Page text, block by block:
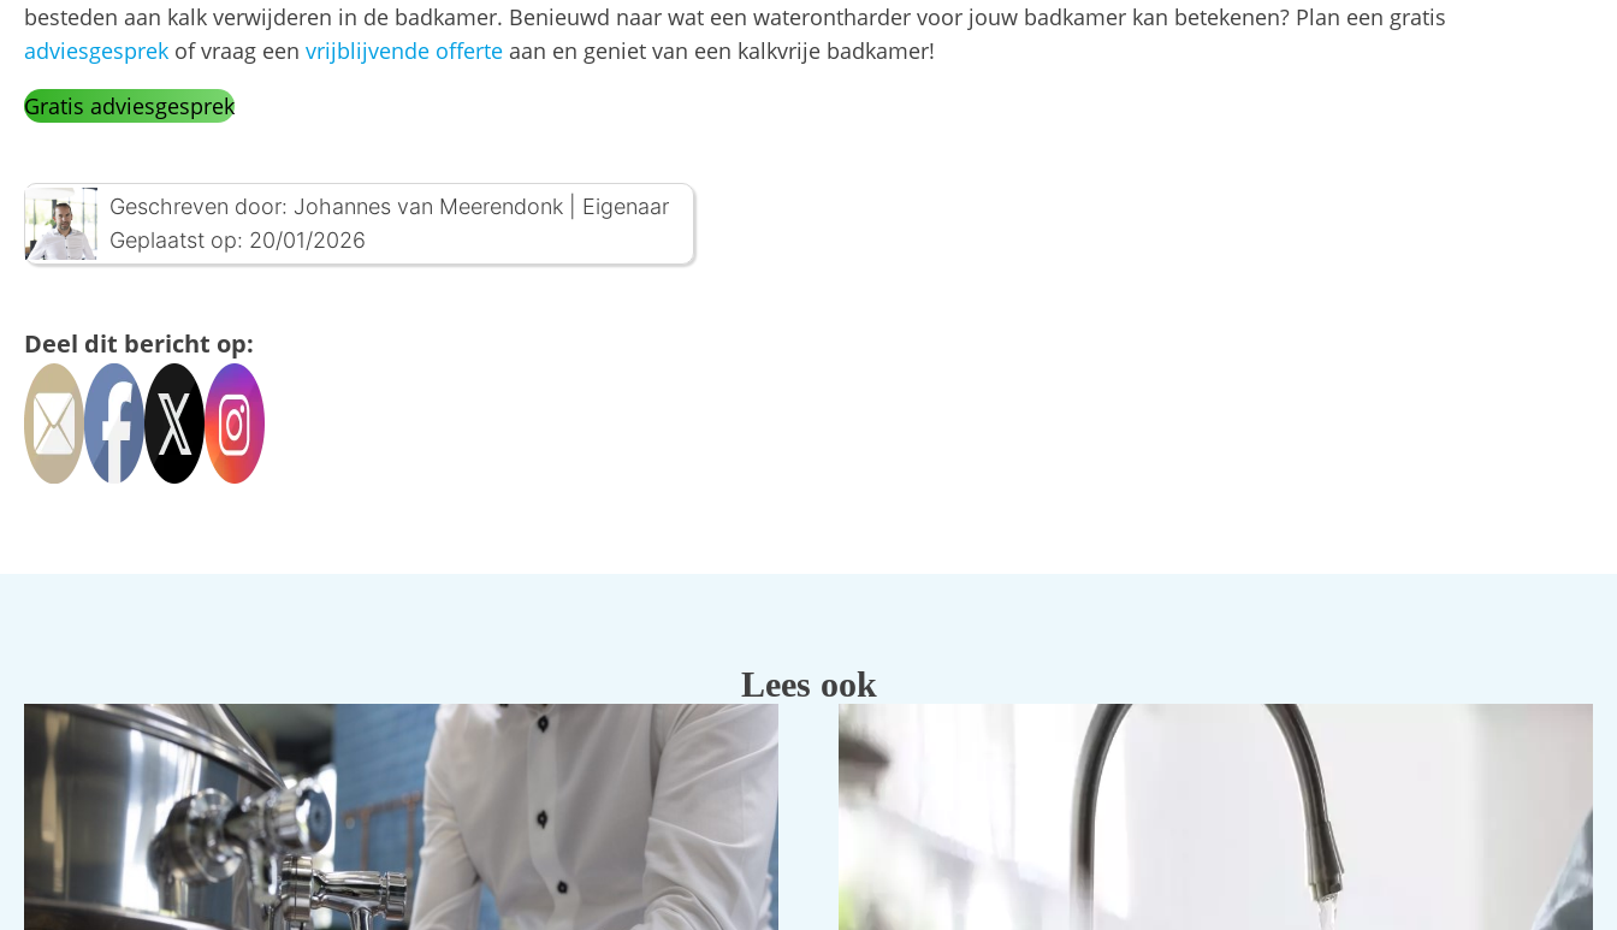
besteden aan kalk verwijderen in de badkamer. Benieuwd naar wat een waterontharder voor jouw badkamer kan betekenen? Plan een gratis
adviesgesprek of vraag een vrijblijvende offerte aan en geniet van een kalkvrije badkamer!
Gratis adviesgesprek
Geschreven door: Johannes van Meerendonk
Eigenaar
Geplaatst op: 20/01/2026
Deel dit bericht op:
Lees ook